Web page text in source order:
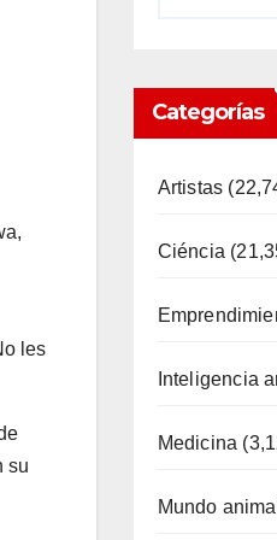
les
su
Categorías
Artistas
Ciéncia
Inteligencia
Medicina
Mundo animal